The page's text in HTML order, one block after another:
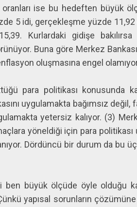
ise bu hedeften büyük
5 idi, gerçekleşme yüzde
Kurlardaki gidişe
Buna göre Merkez
oluşmasına engel
para politikası konusunda
uygulamakta bağımsız değil,
yetersiz kalıyor. (3)
yöneldiği için para politikası
Dördüncü bir durum da bu
büyük ölçüde öyle olduğu
yapısal sorunların